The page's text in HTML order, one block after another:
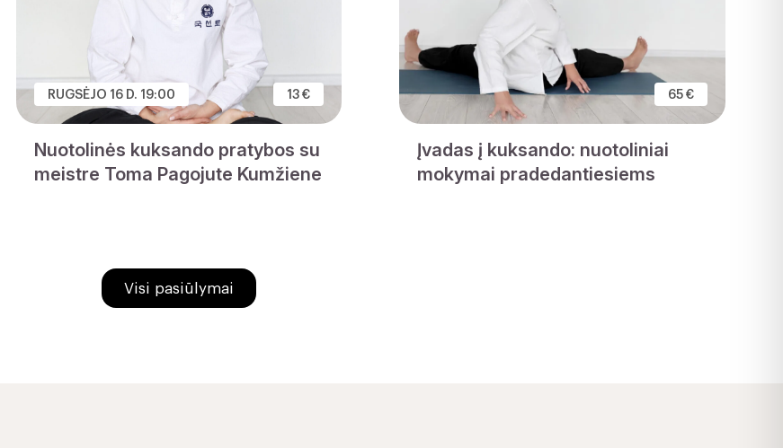
RUGSĖJO 16 D. 19:00 13 €
Nuotolinės kuksando pratybos su
meistre Toma Pagojute Kumžiene
65 €
Įvadas į kuksando: nuotoliniai
mokymai pradedantiesiems
Visi pasiūlymai